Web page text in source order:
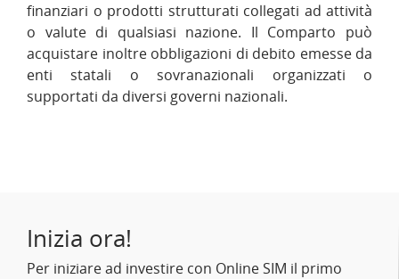
finanziari o prodotti strutturati collegati ad attività
o valute di qualsiasi nazione. Il Comparto può
acquistare inoltre obbligazioni di debito emesse da
enti statali o sovranazionali organizzati o
supportati da diversi governi nazionali.
Inizia ora!
Per iniziare ad investire con Online SIM il primo